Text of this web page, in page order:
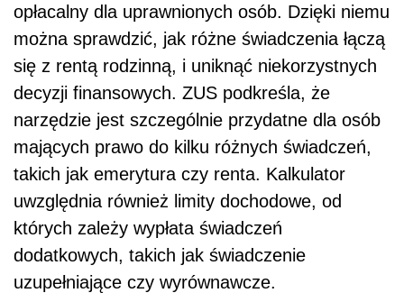
opłacalny dla uprawnionych osób. Dzięki niemu
można sprawdzić, jak różne świadczenia łączą
się z rentą rodzinną, i uniknąć niekorzystnych
decyzji finansowych. ZUS podkreśla, że
narzędzie jest szczególnie przydatne dla osób
mających prawo do kilku różnych świadczeń,
takich jak emerytura czy renta. Kalkulator
uwzględnia również limity dochodowe, od
których zależy wypłata świadczeń
dodatkowych, takich jak świadczenie
uzupełniające czy wyrównawcze.